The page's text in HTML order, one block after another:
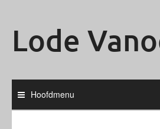
Lode
Hoofdmenu